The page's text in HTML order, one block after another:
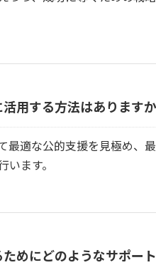
用する方法はあります
最適な公的支援を見極め、
ます。
めにどのようなサポー